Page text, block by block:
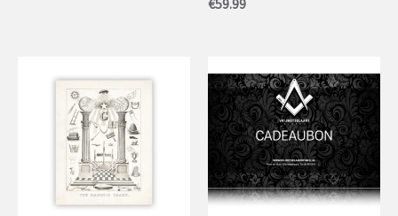
€59.99